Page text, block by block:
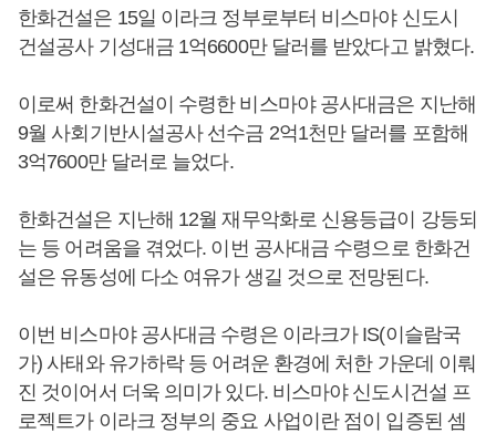
한화건설은 15일 이라크 정부로부터 비스마야 신도시
건설공사 기성대금 1억6600만 달러를 받았다고 밝혔다.
이로써 한화건설이 수령한 비스마야 공사대금은 지난해
9월 사회기반시설공사 선수금 2억1천만 달러를 포함해
3억7600만 달러로 늘었다.
한화건설은 지난해 12월 재무악화로 신용등급이 강등되
는 등 어려움을 겪었다. 이번 공사대금 수령으로 한화건
설은 유동성에 다소 여유가 생길 것으로 전망된다.
이번 비스마야 공사대금 수령은 이라크가 IS(이슬람국
가) 사태와 유가하락 등 어려운 환경에 처한 가운데 이뤄
진 것이어서 더욱 의미가 있다. 비스마야 신도시건설 프
로젝트가 이라크 정부의 중요 사업이란 점이 입증된 셈